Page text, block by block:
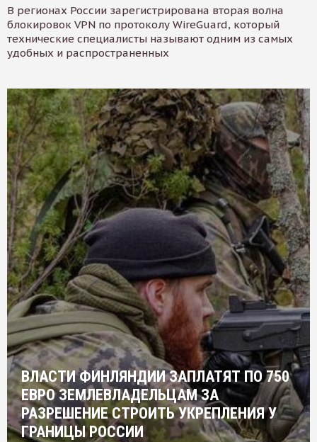
В регионах России зарегистрирована вторая волна
блокировок VPN по протоколу WireGuard, который
технические специалисты называют одним из самых
удобных и распространенных
ВЛАСТИ ФИНЛЯНДИИ ЗАПЛАТЯТ ПО 750
ЕВРО ЗЕМЛЕВЛАДЕЛЬЦАМ ЗА
РАЗРЕШЕНИЕ СТРОИТЬ УКРЕПЛЕНИЯ У
ГРАНИЦЫ РОССИИ